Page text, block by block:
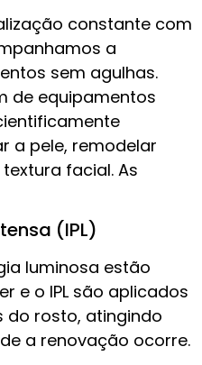
constante com
a
sem agulhas.
de equipamentos
a pele, remodelar
facial. As
(IPL)
luminosa estão
e o IPL são aplicados
do rosto, atingindo
a renovação ocorre.